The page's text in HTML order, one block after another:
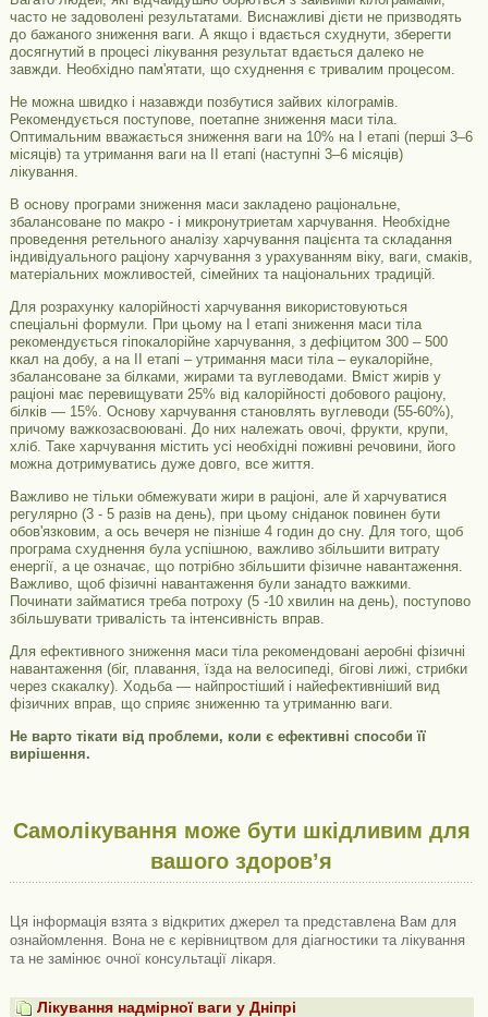
часто не задоволені результатами. Виснажливі дієти не призводять
до бажаного зниження ваги. А якщо і вдається схуднути, зберегти
досягнутий в процесі лікування результат вдається далеко не
завжди. Необхідно пам'ятати, що схуднення є тривалим процесом.
Не можна швидко і назавжди позбутися зайвих кілограмів.
Рекомендується поступове, поетапне зниження маси тіла.
Оптимальним вважається зниження ваги на 10% на І етапі (перші 3–6
місяців) та утримання ваги на ІІ етапі (наступні 3–6 місяців)
лікування.
В основу програми зниження маси закладено раціональне,
збалансоване по макро - і микронутриетам харчування. Необхідне
проведення ретельного аналізу харчування пацієнта та складання
індивідуального раціону харчування з урахуванням віку, ваги, смаків,
матеріальних можливостей, сімейних та національних традицій.
Для розрахунку калорійності харчування використовуються
спеціальні формули. При цьому на І етапі зниження маси тіла
рекомендується гіпокалорійне харчування, з дефіцитом 300 – 500
ккал на добу, а на ІІ етапі – утримання маси тіла – еукалорійне,
збалансоване за білками, жирами та вуглеводами. Вміст жирів у
раціоні має перевищувати 25% від калорійності добового раціону,
білків — 15%. Основу харчування становлять вуглеводи (55-60%),
причому важкозасвоювані. До них належать овочі, фрукти, крупи,
хліб. Таке харчування містить усі необхідні поживні речовини, його
можна дотримуватись дуже довго, все життя.
Важливо не тільки обмежувати жири в раціоні, але й харчуватися
регулярно (3 - 5 разів на день), при цьому сніданок повинен бути
обов'язковим, а ось вечеря не пізніше 4 годин до сну. Для того, щоб
програма схуднення була успішною, важливо збільшити витрату
енергії, а це означає, що потрібно збільшити фізичне навантаження.
Важливо, щоб фізичні навантаження були занадто важкими.
Починати займатися треба потроху (5 -10 хвилин на день), поступово
збільшувати тривалість та інтенсивність вправ.
Для ефективного зниження маси тіла рекомендовані аеробні фізичні
навантаження (біг, плавання, їзда на велосипеді, бігові лижі, стрибки
через скакалку). Ходьба — найпростіший і найефективніший вид
фізичних вправ, що сприяє зниженню та утриманню ваги.
Не варто тікати від проблеми, коли є ефективні способи її
вирішення.
Самолікування може бути шкідливим для
вашого здоров’я
Ця інформація взята з відкритих джерел та представлена ​​Вам для
ознайомлення. Вона не є керівництвом для діагностики та лікування
та не замінює очної консультації лікаря.
Лікування надмірної ваги у Дніпрі